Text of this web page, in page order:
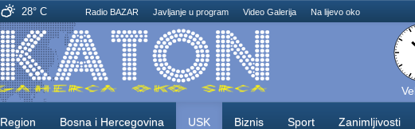
28° C Radio BAZAR Javljanje u program Video Galerija Na lijevo oko
Region Bosna i Hercegovina USK Biznis Sport Zanimljivosti